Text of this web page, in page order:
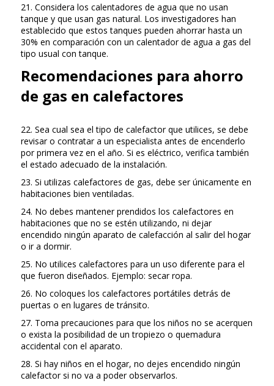
21. Considera los calentadores de agua que no usan
tanque y que usan gas natural. Los investigadores han
establecido que estos tanques pueden ahorrar hasta un
30% en comparación con un calentador de agua a gas del
tipo usual con tanque.
Recomendaciones para ahorro
de gas en calefactores
22. Sea cual sea el tipo de calefactor que utilices, se debe
revisar o contratar a un especialista antes de encenderlo
por primera vez en el año. Si es eléctrico, verifica también
el estado adecuado de la instalación.
23. Si utilizas calefactores de gas, debe ser únicamente en
habitaciones bien ventiladas.
24. No debes mantener prendidos los calefactores en
habitaciones que no se estén utilizando, ni dejar
encendido ningún aparato de calefacción al salir del hogar
o ir a dormir.
25. No utilices calefactores para un uso diferente para el
que fueron diseñados. Ejemplo: secar ropa.
26. No coloques los calefactores portátiles detrás de
puertas o en lugares de tránsito.
27. Toma precauciones para que los niños no se acerquen
o exista la posibilidad de un tropiezo o quemadura
accidental con el aparato.
28. Si hay niños en el hogar, no dejes encendido ningún
calefactor si no va a poder observarlos.